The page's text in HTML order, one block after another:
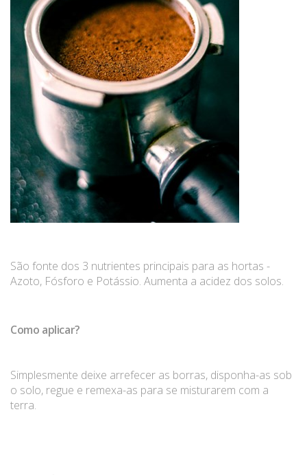
São fonte dos 3 nutrientes principais para as hortas -
Azoto, Fósforo e Potássio. Aumenta a acidez dos solos.
Como aplicar?
Simplesmente deixe arrefecer as borras, disponha-as sob
o solo, regue e remexa-as para se misturarem com a
terra.